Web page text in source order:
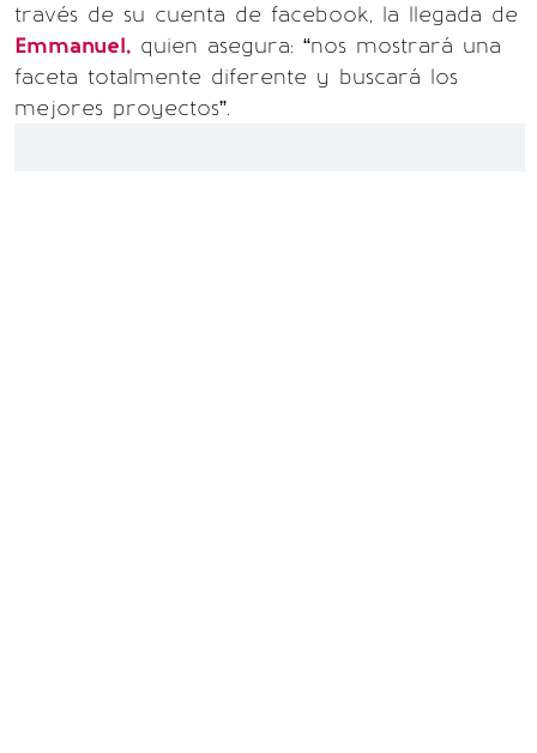
través de su cuenta de facebook, la llegada de
Emmanuel, quien asegura: “nos mostrará una
faceta totalmente diferente y buscará los
mejores proyectos”.